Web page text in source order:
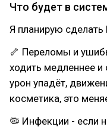
Что будет в
Я планирую сделать
🦴 Переломы и
ходить медленнее
урон упадёт,
косметика, это
🦠 Инфекции - если